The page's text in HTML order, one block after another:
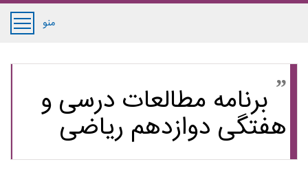
منو
برنامه مطالعات درسی و
هفتگی دوازدهم ریاضی